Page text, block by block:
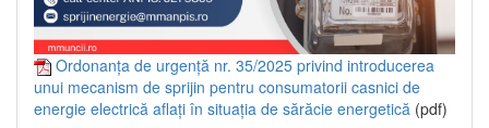
Ordonanța de urgență nr. 35/2025 privind introducerea
unui mecanism de sprijin pentru consumatorii casnici de
energie electrică aflați în situația de sărăcie energetică (pdf)